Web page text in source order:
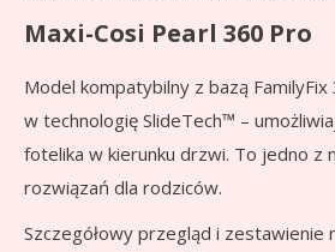
Maxi-Cosi Pearl 360 Pro
Model kompatybilny z bazą
w technologię SlideTech™ –
fotelika w kierunku drzwi. To jedno z
rozwiązań dla rodziców.
Szczegółowy przegląd i zestawienie